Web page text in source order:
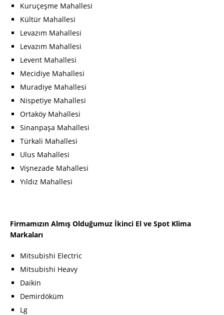
Kuruçeşme Mahallesi
Kültür Mahallesi
Levazım Mahallesi
Levazım Mahallesi
Levent Mahallesi
Mecidiye Mahallesi
Muradiye Mahallesi
Nispetiye Mahallesi
Ortaköy Mahallesi
Sinanpaşa Mahallesi
Türkali Mahallesi
Ulus Mahallesi
Vişnezade Mahallesi
Yıldız Mahallesi
Firmamızın Almış Olduğumuz İkinci El ve Spot Klima
Markaları
Mitsubishi Electric
Mitsubishi Heavy
Daikin
Demirdöküm
Lg